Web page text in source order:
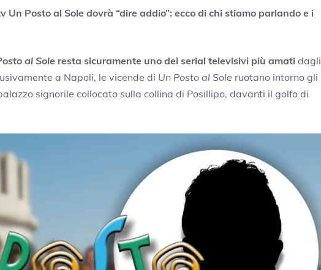
Posto al Sole dovrà “dire addio”: ecco di chi stiamo parlando e i
al Sole resta sicuramente uno dei serial televisivi più amati dagli
a Napoli, le vicende di Un Posto al Sole ruotano intorno gli
signorile collocato sulla collina di Posillipo, davanti il golfo di